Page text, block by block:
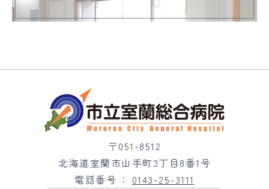
〒051-8512
北海道室蘭市山手町3丁目8番1号
電話番号
0143-25-3111